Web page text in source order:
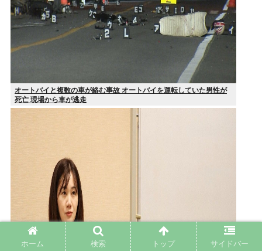
オートバイと複数の車が絡む事故 オートバイを運転していた男性が
死亡 現場から車が逃走
ホーム 検索 トップ サイドバー